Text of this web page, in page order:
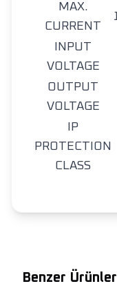
MAX.
CURRENT
INPUT
VOLTAGE
OUTPUT
VOLTAGE
IP
PROTECTION
CLASS
Benzer Ürünler